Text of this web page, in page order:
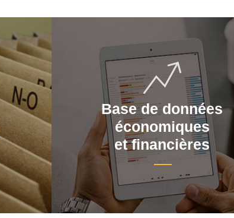
Base de données
économiques
et financières